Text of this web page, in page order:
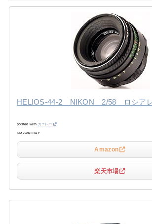
HELIOS-44-2 NIKON 2/58 ロシア
posted with カエレバ
KMZ-VALDAY
Amazon
楽天市場